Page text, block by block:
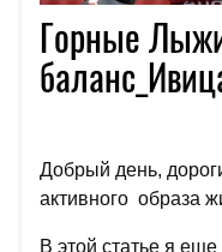
Горные
Добрый день,
активного образа
В этой статье я